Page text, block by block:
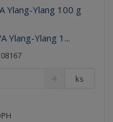
Ylang-Ylang 1...
ks